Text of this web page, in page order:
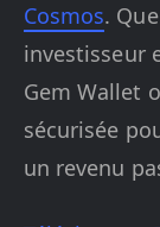
Cosmos.
investisseur
Gem Wallet
sécurisée
un revenu